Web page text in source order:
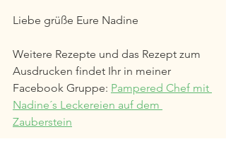
Liebe grüße Eure Nadine
Weitere Rezepte und das Rezept zum
Ausdrucken findet Ihr in meiner
Facebook Gruppe: Pampered Chef mit
Nadine´s Leckereien auf dem
Zauberstein